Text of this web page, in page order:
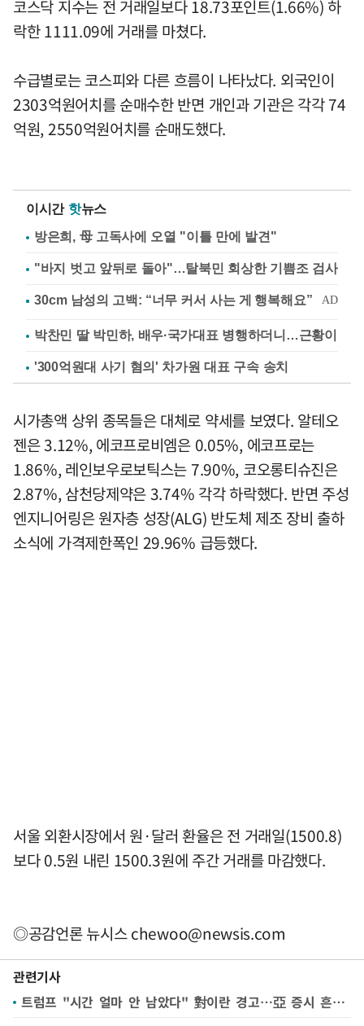
코스닥 지수는 전 거래일보다 18.73포인트(1.66%) 하
락한 1111.09에 거래를 마쳤다.
수급별로는 코스피와 다른 흐름이 나타났다. 외국인이
2303억원어치를 순매수한 반면 개인과 기관은 각각 74
억원, 2550억원어치를 순매도했다.
이시간 핫뉴스
방은희, 母 고독사에 오열 "이틀 만에 발견"
"바지 벗고 앞뒤로 돌아"…탈북민 회상한 기쁨조 검사
박찬민 딸 박민하, 배우·국가대표 병행하더니…근황이
'300억원대 사기 혐의' 차가원 대표 구속 송치
시가총액 상위 종목들은 대체로 약세를 보였다. 알테오
젠은 3.12%, 에코프로비엠은 0.05%, 에코프로는
1.86%, 레인보우로보틱스는 7.90%, 코오롱티슈진은
2.87%, 삼천당제약은 3.74% 각각 하락했다. 반면 주성
엔지니어링은 원자층 성장(ALG) 반도체 제조 장비 출하
소식에 가격제한폭인 29.96% 급등했다.
서울 외환시장에서 원·달러 환율은 전 거래일(1500.8)
보다 0.5원 내린 1500.3원에 주간 거래를 마감했다.
◎공감언론 뉴시스chewoo@newsis.com
관련기사
트럼프 "시간 얼마 안 남았다" 對이란 경고…亞 증시 흔들·유가 상승